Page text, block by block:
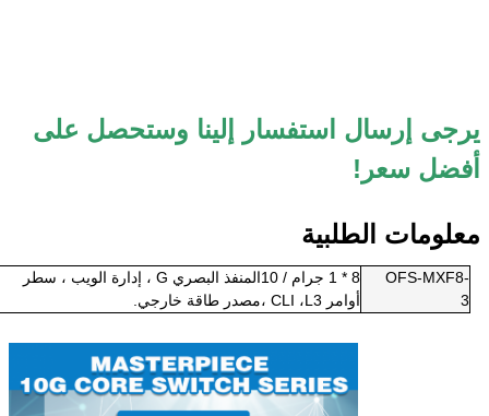
إرسال استفسار إلينا وستحصل على
سعر!
الطلبية
OFS-MXF8
0
المنفذ البصري G ، إدارة الويب ، سطر
أوامر CLI ،L3 ، مصدر طاقة خارجي.